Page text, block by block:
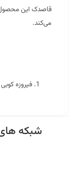
قاصدک این محصول
می‌کند.
فیروزه کوبی
🖐 شبکه